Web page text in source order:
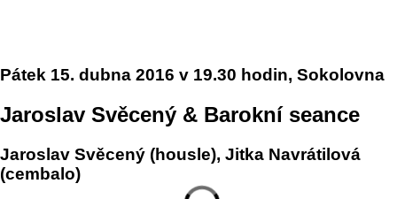
Pátek 15. dubna 2016 v 19.30 hodin, Sokolovna
Jaroslav Svěcený & Barokní seance
Jaroslav Svěcený (housle), Jitka Navrátilová
(cembalo)